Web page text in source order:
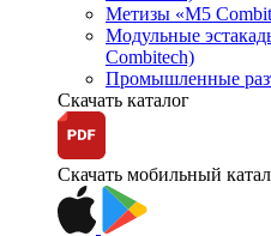
Метизы «M5
Модульные
Combitech)
Промышленные
Скачать каталог
Скачать мобильный